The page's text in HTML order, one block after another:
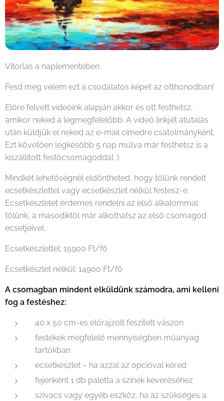
Vitorlás a naplementében
Fesd meg velem ezt a csodálatos képet az otthonodban!
Előre felvett videóink alapján akkor és ott festhetsz,
amikor neked a legmegfelelőbb. A videó linkjét átutalás
után küldjük el neked az e-mail címedre csatolmányként.
Ezt követően legkésőbb 5 nap múlva már festhetsz is a
kiszállított festőcsomagoddal :)
Mindkét lehetőségnél eldöntheted, hogy tőlünk rendelt
ecsetkészlettel vagy ecsetkészlet nélkül festesz-e.
Ecsetkészletet érdemes rendelni az első alkalommal
tőlünk, a másodiktól már alkothatsz az első csomagod
ecsetjeivel.
Ecsetkészlettel: 15900 Ft/fő
Ecsetkészlet nélkül: 14900 Ft/fő
A csomagban mindent elküldünk számodra, ami kelleni
fog a festéshez:
40 x 50 cm-es előrajzolt feszített vászon
festékek megfelelő mennyiségben műanyag
tartókban
ecsetkészlet – ha azzal az opcióval kéred
fejenként 1 db paletta a színek keveréséhez
szivacs vagy egyéb eszköz, ha az szükséges a